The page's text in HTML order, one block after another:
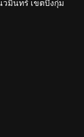
วมินทร์ เขตบึงกุ่ม